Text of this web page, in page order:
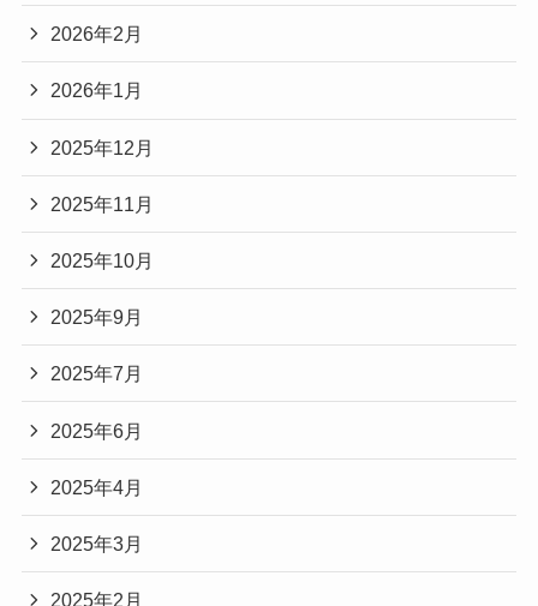
2026年2月
2026年1月
2025年12月
2025年11月
2025年10月
2025年9月
2025年7月
2025年6月
2025年4月
2025年3月
2025年2月